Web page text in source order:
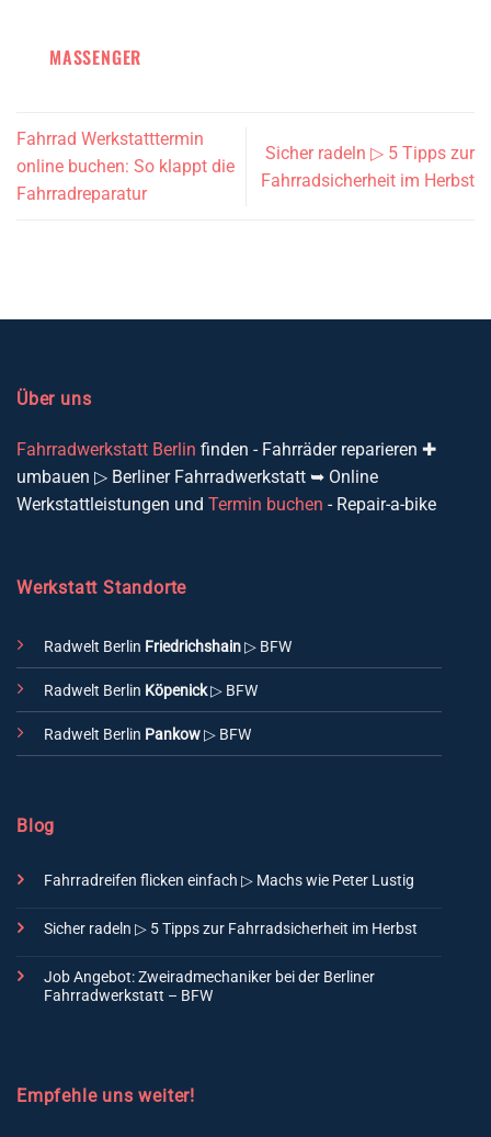
MASSENGER
Fahrrad Werkstatttermin
online buchen: So klappt die
Fahrradreparatur
Sicher radeln ▷ 5 Tipps zur
Fahrradsicherheit im Herbst
Über uns
Fahrradwerkstatt Berlin finden - Fahrräder reparieren ✚
umbauen ▷ Berliner Fahrradwerkstatt ➥ Online
Werkstattleistungen und Termin buchen - Repair-a-bike
Werkstatt Standorte
Radwelt Berlin Friedrichshain▷ BFW
Radwelt Berlin Köpenick▷ BFW
Radwelt Berlin Pankow▷ BFW
Blog
Fahrradreifen flicken einfach ▷ Machs wie Peter Lustig
Sicher radeln ▷ 5 Tipps zur Fahrradsicherheit im Herbst
Job Angebot: Zweiradmechaniker bei der Berliner
Fahrradwerkstatt – BFW
Empfehle uns weiter!